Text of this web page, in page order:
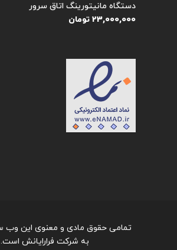
دستگاه مانیتورینگ اتاق سرور
23,000,000 تومان
تمامی حقوق مادی و معنوی این وب
به شرکت فرارایانش است.